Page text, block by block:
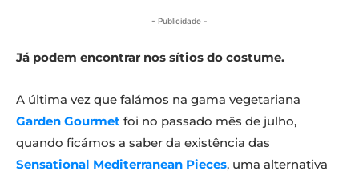
- Publicidade -
Já podem encontrar nos sítios do costume.
A última vez que falámos na gama vegetariana
Garden Gourmet foi no passado mês de julho,
quando ficámos a saber da existência das
Sensational Mediterranean Pieces, uma alternativa